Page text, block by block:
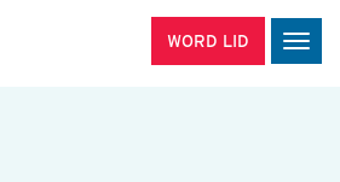
WORD LID